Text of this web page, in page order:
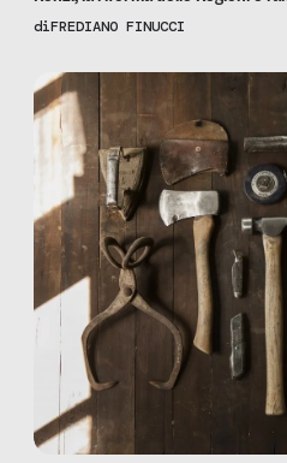
diFREDIANO FINUCCI